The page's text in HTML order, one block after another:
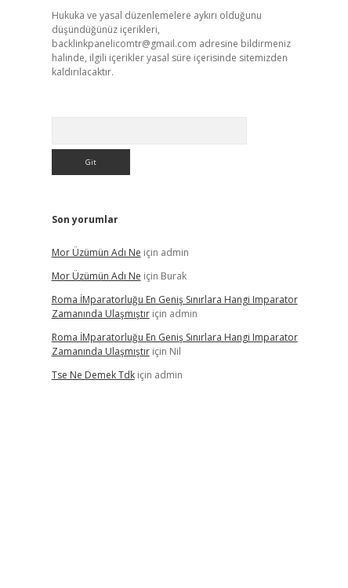
Hukuka ve yasal düzenlemelere aykırı olduğunu
düşündüğünüz içerikleri,
backlinkpanelicomtr@gmail.com adresine bildirmeniz
halinde, ilgili içerikler yasal süre içerisinde sitemizden
kaldırılacaktır.
Son yorumlar
Mor Üzümün Adı Ne için admin
Mor Üzümün Adı Ne için Burak
Roma İMparatorluğu En Geniş Sınırlara Hangi Imparator
Zamanında Ulaşmıştıriçin admin
Roma İMparatorluğu En Geniş Sınırlara Hangi Imparator
Zamanında Ulaşmıştıriçin Nil
Tse Ne Demek Tdkiçin admin